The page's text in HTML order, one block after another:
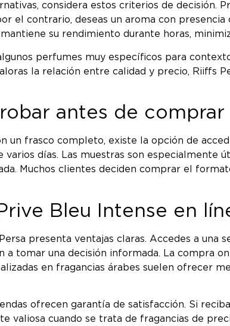
considera estos criterios de decisión.
el contrario, deseas un aroma con
su rendimiento durante horas,
perfumes muy específicos para
la relación entre calidad y precio, Riiffs
antes de comprar
un frasco completo, existe la opción de
días. Las muestras son especialmente
Muchos clientes deciden comprar el
Bleu Intense en
presenta ventajas claras. Accedes a una
a tomar una decisión informada. La compra
en fragancias árabes suelen ofrecer
ofrecen garantía de satisfacción. Si
valiosa cuando se trata de fragancias de